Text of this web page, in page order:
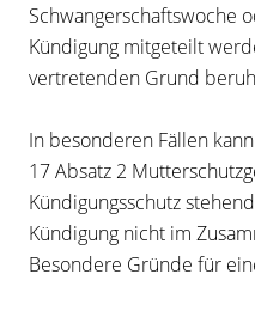
Schwangerschaftswoche
Kündigung mitgeteilt
vertretenden Grund
In besonderen Fällen
17 Absatz 2
Kündigungsschutz
Kündigung nicht im
Besondere Gründe für